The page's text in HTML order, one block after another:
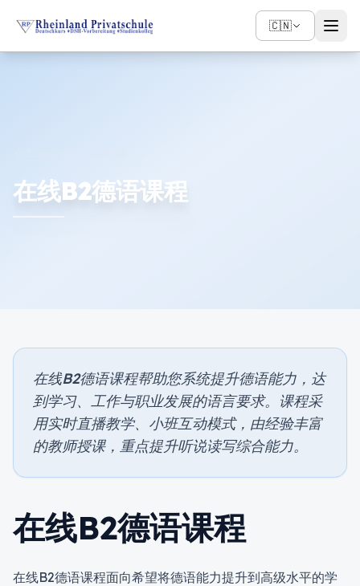
🇨🇳
在线B2德语课程
在线B2德语课程帮助您系统提升德语能力，达
到学习、工作与职业发展的语言要求。课程采
用实时直播教学、小班互动模式，由经验丰富
的教师授课，重点提升听说读写综合能力。
在线B2德语课程
在线B2德语课程面向希望将德语能力提升到高级水平的学